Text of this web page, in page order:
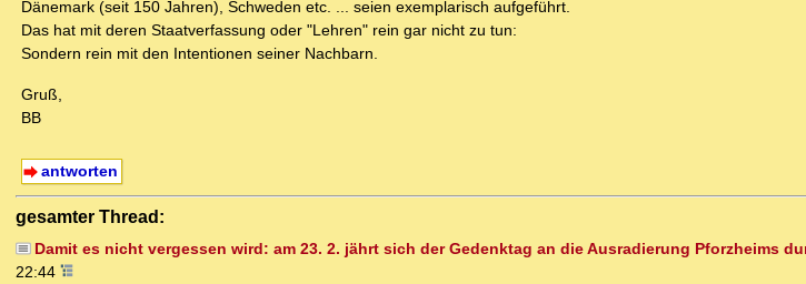
Dänemark (seit 150 Jahren), Schweden etc. ... seien exemplarisch aufgeführt.
Das hat mit deren Staatverfassung oder "Lehren" rein gar nicht zu tun:
Sondern rein mit den Intentionen seiner Nachbarn.
Gruß,
BB
antworten
gesamter Thread:
Damit es nicht vergessen wird: am 23. 2. jährt sich der Gedenktag an die Ausradierung Pforzheims
22:44